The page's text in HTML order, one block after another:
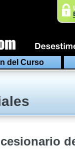
del Curso